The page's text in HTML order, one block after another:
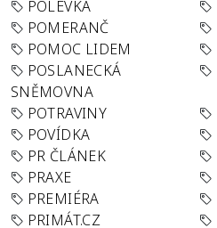
POLÉVKA
POMERANČ
POMOC LIDEM
POSLANECKÁ
SNĚMOVNA
POTRAVINY
POVÍDKA
PR ČLÁNEK
PRAXE
PREMIÉRA
PRIMÁT.CZ